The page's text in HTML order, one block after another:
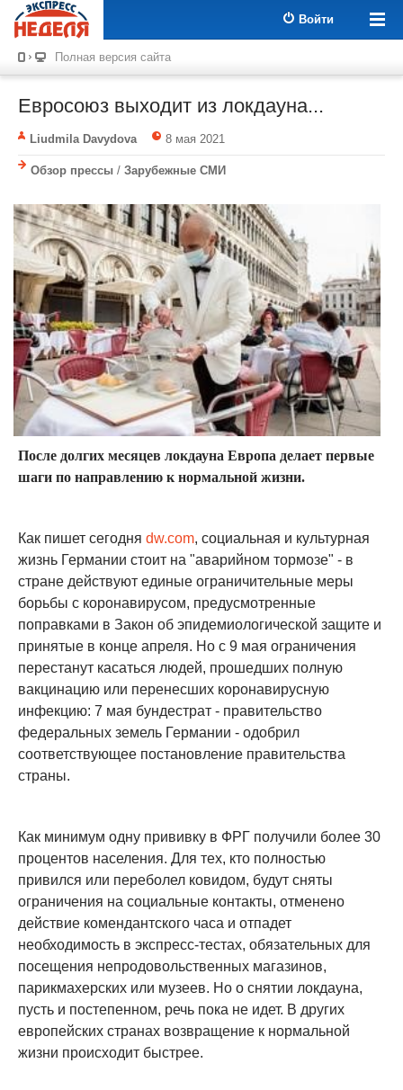
Войти
Полная версия сайта
Евросоюз выходит из локдауна...
Liudmila Davydova 8 мая 2021
Обзор прессы / Зарубежные СМИ
После долгих месяцев локдауна Европа делает первые
шаги по направлению к нормальной жизни.
Как пишет сегодня dw.com, социальная и культурная
жизнь Германии стоит на "аварийном тормозе" - в
стране действуют единые ограничительные меры
борьбы с коронавирусом, предусмотренные
поправками в Закон об эпидемиологической защите и
принятые в конце апреля. Но с 9 мая ограничения
перестанут касаться людей, прошедших полную
вакцинацию или перенесших коронавирусную
инфекцию: 7 мая бундестрат - правительство
федеральных земель Германии - одобрил
соответствующее постановление правительства
страны.
Как минимум одну прививку в ФРГ получили более 30
процентов населения. Для тех, кто полностью
привился или переболел ковидом, будут сняты
ограничения на социальные контакты, отменено
действие комендантского часа и отпадет
необходимость в экспресс-тестах, обязательных для
посещения непродовольственных магазинов,
парикмахерских или музеев. Но о снятии локдауна,
пусть и постепенном, речь пока не идет. В других
европейских странах возвращение к нормальной
жизни происходит быстрее.